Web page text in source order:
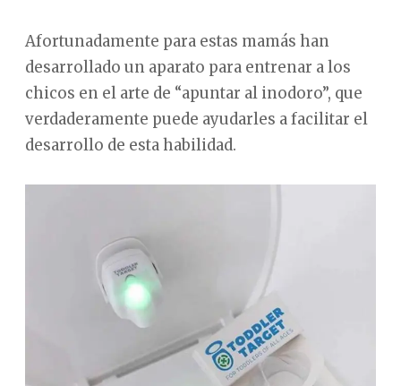
Afortunadamente para estas mamás han
desarrollado un aparato para entrenar a los
chicos en el arte de “apuntar al inodoro”, que
verdaderamente puede ayudarles a facilitar el
desarrollo de esta habilidad.